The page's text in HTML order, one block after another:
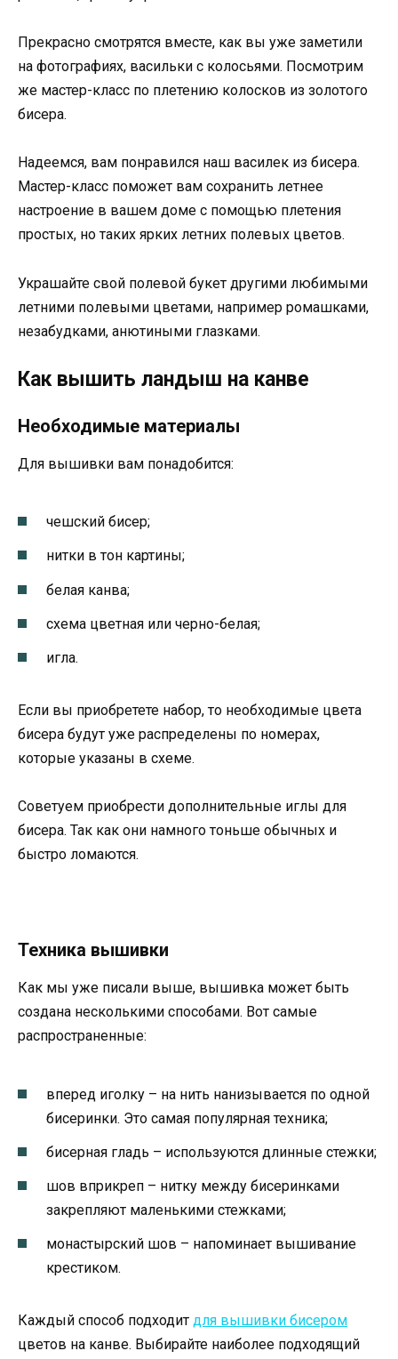
Прекрасно смотрятся вместе, как вы уже заметили
на фотографиях, васильки с колосьями. Посмотрим
же мастер-класс по плетению колосков из золотого
бисера.
Надеемся, вам понравился наш василек из бисера.
Мастер-класс поможет вам сохранить летнее
настроение в вашем доме с помощью плетения
простых, но таких ярких летних полевых цветов.
Украшайте свой полевой букет другими любимыми
летними полевыми цветами, например ромашками,
незабудками, анютиными глазками.
Как вышить ландыш на канве
Необходимые материалы
Для вышивки вам понадобится:
чешский бисер;
нитки в тон картины;
белая канва;
схема цветная или черно-белая;
игла.
Если вы приобретете набор, то необходимые цвета
бисера будут уже распределены по номерах,
которые указаны в схеме.
Советуем приобрести дополнительные иглы для
бисера. Так как они намного тоньше обычных и
быстро ломаются.
Техника вышивки
Как мы уже писали выше, вышивка может быть
создана несколькими способами. Вот самые
распространенные:
вперед иголку – на нить нанизывается по одной
бисеринки. Это самая популярная техника;
бисерная гладь – используются длинные стежки;
шов вприкреп – нитку между бисеринками
закрепляют маленькими стежками;
монастырский шов – напоминает вышивание
крестиком.
Каждый способ подходит для вышивки бисером
цветов на канве. Выбирайте наиболее подходящий